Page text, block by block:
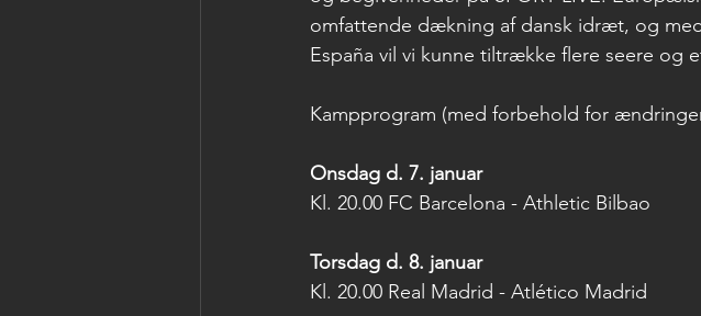
omfattende dækning af dansk idræt, og
España vil vi kunne tiltrække flere seere og
Kampprogram (med forbehold for
Onsdag d. 7. januar
Kl. 20.00 FC Barcelona - Athletic Bilbao
Torsdag d. 8. januar
Kl. 20.00 Real Madrid - Atlético Madrid